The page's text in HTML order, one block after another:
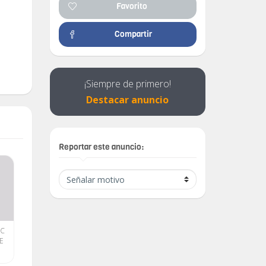
Favorito
Compartir
¡Siempre de primero!
Destacar anuncio
Reportar este anuncio: